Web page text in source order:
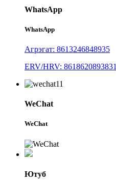
WhatsApp
WhatsApp
Агрэгат: 8613246848935
ERV/HRV: 8618620893831
WeChat
WeChat
Ютуб